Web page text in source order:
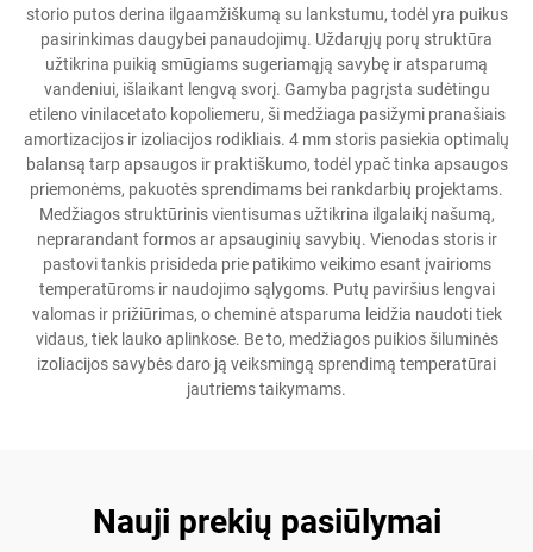
storio putos derina ilgaamžiškumą su lankstumu, todėl yra puikus
pasirinkimas daugybei panaudojimų. Uždarųjų porų struktūra
užtikrina puikią smūgiams sugeriamąją savybę ir atsparumą
vandeniui, išlaikant lengvą svorį. Gamyba pagrįsta sudėtingu
etileno vinilacetato kopoliemeru, ši medžiaga pasižymi pranašiais
amortizacijos ir izoliacijos rodikliais. 4 mm storis pasiekia optimalų
balansą tarp apsaugos ir praktiškumo, todėl ypač tinka apsaugos
priemonėms, pakuotės sprendimams bei rankdarbių projektams.
Medžiagos struktūrinis vientisumas užtikrina ilgalaikį našumą,
neprarandant formos ar apsauginių savybių. Vienodas storis ir
pastovi tankis prisideda prie patikimo veikimo esant įvairioms
temperatūroms ir naudojimo sąlygoms. Putų paviršius lengvai
valomas ir prižiūrimas, o cheminė atsparuma leidžia naudoti tiek
vidaus, tiek lauko aplinkose. Be to, medžiagos puikios šiluminės
izoliacijos savybės daro ją veiksmingą sprendimą temperatūrai
jautriems taikymams.
Nauji prekių pasiūlymai